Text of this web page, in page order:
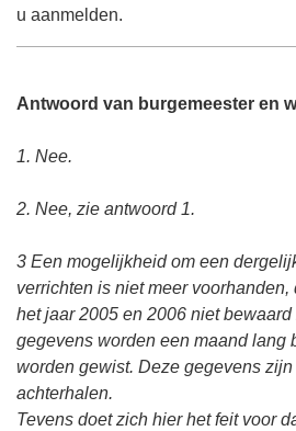
u aanmelden.
Antwoord van burgemeester en
1. Nee.
2. Nee, zie antwoord 1.
3 Een mogelijkheid om een
verrichten is niet meer
het jaar 2005 en 2006 niet
gegevens worden een maand lang
worden gewist. Deze gegevens zijn
achterhalen.
Tevens doet zich hier het feit voor